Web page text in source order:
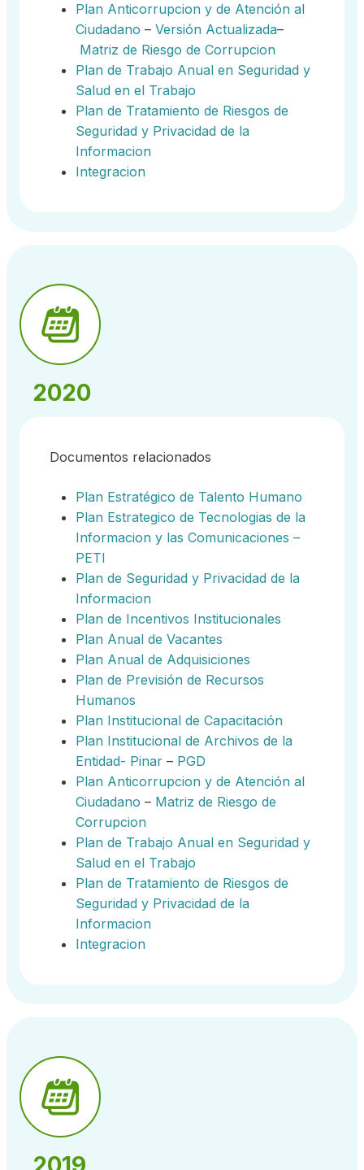
Plan Anticorrupcion y de Atención al
Ciudadano – Versión Actualizada–
Matriz de Riesgo de Corrupcion
Plan de Trabajo Anual en Seguridad y
Salud en el Trabajo
Plan de Tratamiento de Riesgos de
Seguridad y Privacidad de la
Informacion
Integracion
2020
Documentos relacionados
Plan Estratégico de Talento Humano
Plan Estrategico de Tecnologias de la
Informacion y las Comunicaciones –
PETI
Plan de Seguridad y Privacidad de la
Informacion
Plan de Incentivos Institucionales
Plan Anual de Vacantes
Plan Anual de Adquisiciones
Plan de Previsión de Recursos
Humanos
Plan Institucional de Capacitación
Plan Institucional de Archivos de la
Entidad- Pinar – PGD
Plan Anticorrupcion y de Atención al
Ciudadano – Matriz de Riesgo de
Corrupcion
Plan de Trabajo Anual en Seguridad y
Salud en el Trabajo
Plan de Tratamiento de Riesgos de
Seguridad y Privacidad de la
Informacion
Integracion